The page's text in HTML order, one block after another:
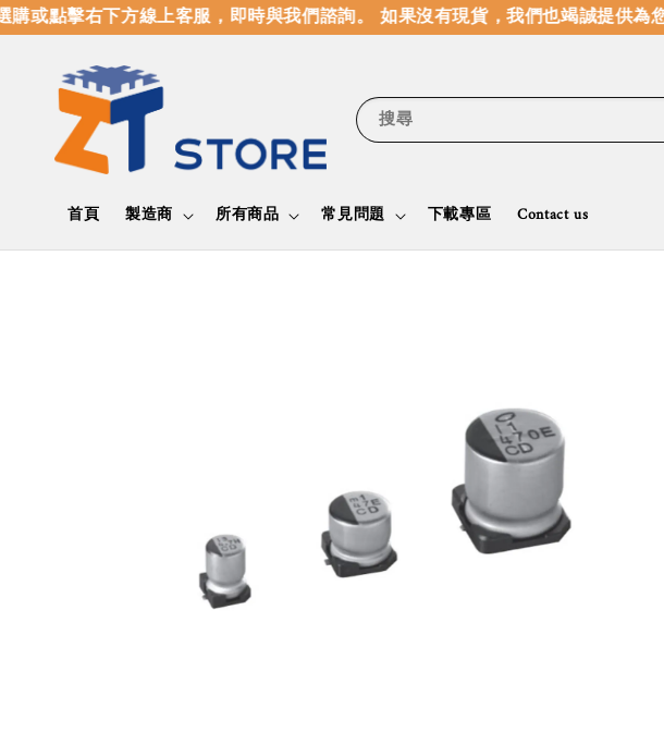
點擊右下方線上客服，即時與我們諮詢。 如果沒有現貨，我們也竭誠提供為您
搜尋
首頁 製造商 所有商品 常見問題 下載專區 Contact us